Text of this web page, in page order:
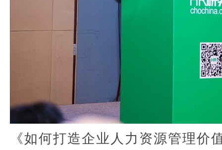
《如何打造企业人力资源管理价